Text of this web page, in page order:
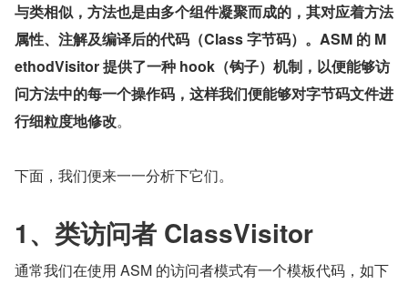
与类相似，方法也是由多个组件凝聚而成的，其对应着方法
属性、注解及编译后的代码（Class 字节码）。ASM 的 M
ethodVisitor 提供了一种 hook（钩子）机制，以便能够访
问方法中的每一个操作码，这样我们便能够对字节码文件进
行细粒度地修改。
下面，我们便来一一分析下它们。
1、类访问者 ClassVisitor
通常我们在使用 ASM 的访问者模式有一个模板代码，如下